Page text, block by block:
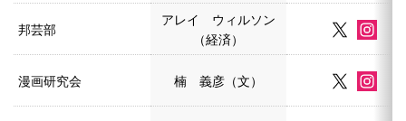
邦芸部
アレイ ウィルソン
（経済）
漫画研究会 楠 義彦（文）